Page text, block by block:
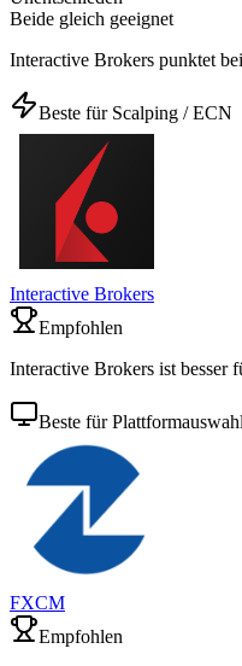
Beide gleich geeignet
Interactive Brokers punktet
Beste für Scalping / ECN
Interactive Brokers
Empfohlen
Interactive Brokers ist besser
Beste für Plattformauswahl
FXCM
Empfohlen